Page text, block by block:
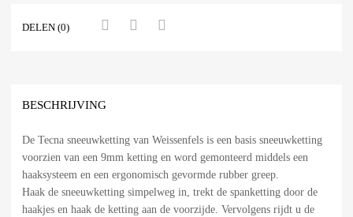
DELEN (0)
BESCHRIJVING
De Tecna sneeuwketting van Weissenfels is een basis sneeuwketting
voorzien van een 9mm ketting en word gemonteerd middels een
haaksysteem en een ergonomisch gevormde rubber greep.
Haak de sneeuwketting simpelweg in, trekt de spanketting door de
haakjes en haak de ketting aan de voorzijde. Vervolgens rijdt u de